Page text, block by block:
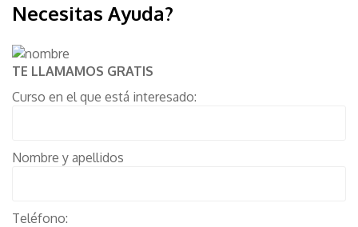
Necesitas Ayuda?
TE LLAMAMOS GRATIS
Curso en el que está interesado:
Nombre y apellidos
Teléfono: